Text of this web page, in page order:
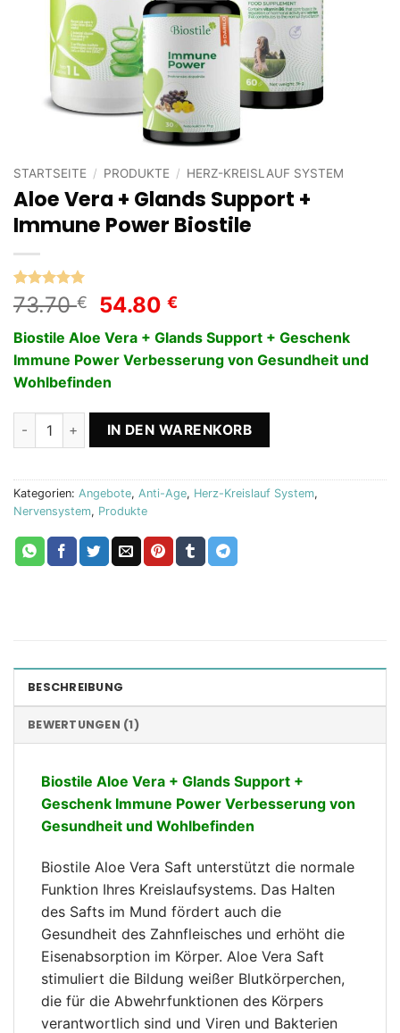
STARTSEITE / PRODUKTE / HERZ-KREISLAUF SYSTEM
Aloe Vera + Glands Support +
Immune Power Biostile
Bewertet
mit5 von
auf
1
Kundenbewertung
73.70€
Ursprünglicher
war:
73.70 €
54.80€Aktueller
ist:
54.80 €.
Biostile Aloe Vera + Glands Support + Geschenk
Immune Power Verbesserung von Gesundheit und
Wohlbefinden
Aloe Vera + Glands Support + Immune Power Biostile Menge
IN DEN WARENKORB
Kategorien: Angebote, Anti-Age, Herz-Kreislauf System,
Nervensystem, Produkte
BESCHREIBUNG
BEWERTUNGEN (1)
Biostile Aloe Vera + Glands Support +
Geschenk Immune Power Verbesserung von
Gesundheit und Wohlbefinden
Biostile Aloe Vera Saft unterstützt die normale
Funktion Ihres Kreislaufsystems. Das Halten
des Safts im Mund fördert auch die
Gesundheit des Zahnfleisches und erhöht die
Eisenabsorption im Körper. Aloe Vera Saft
stimuliert die Bildung weißer Blutkörperchen,
die für die Abwehrfunktionen des Körpers
verantwortlich sind und Viren und Bakterien